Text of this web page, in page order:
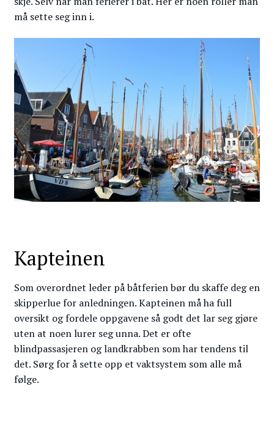
må sette seg inn i.
Kapteinen
Som overordnet leder på båtferien bør du skaffe deg en
skipperlue for anledningen. Kapteinen må ha full
oversikt og fordele oppgavene så godt det lar seg gjøre
uten at noen lurer seg unna. Det er ofte
blindpassasjeren og landkrabben som har tendens til
det. Sørg for å sette opp et vaktsystem som alle må
følge.